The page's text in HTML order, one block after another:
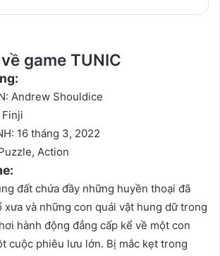
game TUNIC
Andrew Shouldice
Finji
16 tháng 3, 2022
Action
đất chứa đầy những huyền thoại đã
xưa và những con quái vật hung dữ trong
hành động đẳng cấp kể về một con
cuộc phiêu lưu lớn. Bị mắc kẹt trong